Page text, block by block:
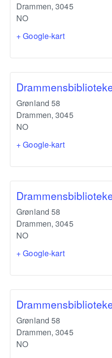
Drammen, 3045
NO
+ Google-kart
Grønland 58
Drammen, 3045
NO
+ Google-kart
Grønland 58
Drammen, 3045
NO
+ Google-kart
Grønland 58
Drammen, 3045
NO